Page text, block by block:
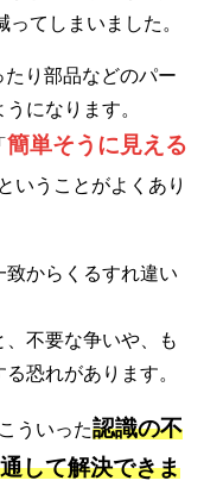
てしまいました。
り部品などのパー
になります。
簡単そうに見える
いうことがよくあり
からくるすれ違い
、不要な争いや、も
恐れがあります。
ういった認識の不
して解決できま